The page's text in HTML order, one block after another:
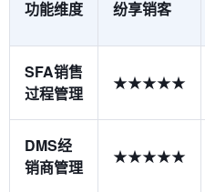
功能维度 纷享销客
SFA销售
过程管理
★★★★★
DMS经
销商管理
★★★★★